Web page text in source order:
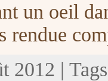
un oeil
rendue
2012 |